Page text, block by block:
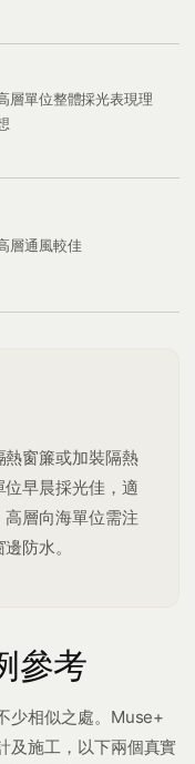
層單位整體採光表現理
層通風較佳
窗簾或加裝隔熱
早晨採光佳，適
層向海單位需注
防水。
參考
少相似之處。Muse+
及施工，以下兩個真實